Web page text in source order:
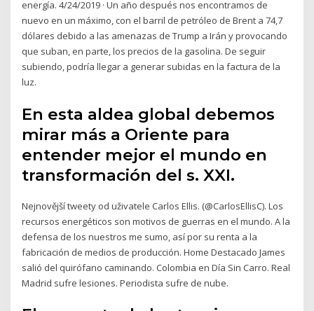
energía. 4/24/2019 · Un año después nos encontramos de
nuevo en un máximo, con el barril de petróleo de Brent a 74,7
dólares debido a las amenazas de Trump a Irán y provocando
que suban, en parte, los precios de la gasolina. De seguir
subiendo, podría llegar a generar subidas en la factura de la
luz.
En esta aldea global debemos
mirar más a Oriente para
entender mejor el mundo en
transformación del s. XXI.
Nejnovější tweety od uživatele Carlos Ellis. (@CarlosEllisC). Los
recursos energéticos son motivos de guerras en el mundo. A la
defensa de los nuestros me sumo, así por su renta a la
fabricación de medios de producción. Home Destacado James
salió del quirófano caminando. Colombia en Día Sin Carro. Real
Madrid sufre lesiones. Periodista sufre de nube.